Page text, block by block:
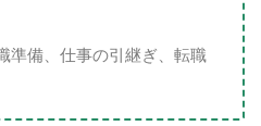
準備、仕事の引継ぎ、転職